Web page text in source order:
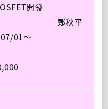
開發
01～
鄭秋平